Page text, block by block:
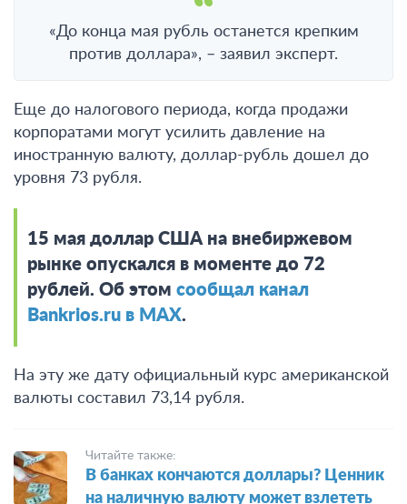
«До конца мая рубль останется крепким
против доллара», – заявил эксперт.
Еще до налогового периода, когда продажи
корпоратами могут усилить давление на
иностранную валюту, доллар-рубль дошел до
уровня 73 рубля.
15 мая доллар США на внебиржевом
рынке опускался в моменте до 72
рублей. Об этом сообщал канал
Bankrios.ru в MAX.
На эту же дату официальный курс американской
валюты составил 73,14 рубля.
Читайте также:
В банках кончаются доллары? Ценник
на наличную валюту может взлететь